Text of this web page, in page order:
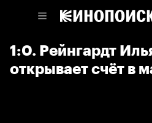
1:0. Рейнгардт
открывает счёт в